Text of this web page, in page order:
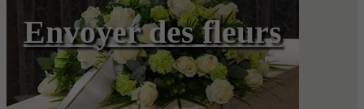
Envoyer des fleurs